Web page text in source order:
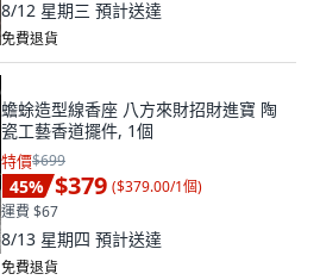
8/12 星期三 預計送達
免費退貨
蟾蜍造型線香座 八方來財招財進寶 陶
瓷工藝香道擺件, 1個
特價$699
45% $379 ($379.00/1個)
運費 $67
8/13 星期四 預計送達
免費退貨